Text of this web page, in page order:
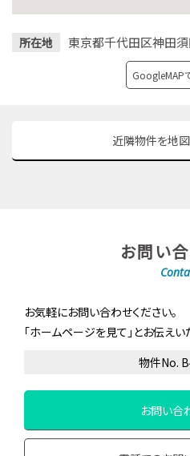
所在地 東京都千代田区神田須
GoogleMAP
近隣物件を地
お問い
お気軽にお問い合わせください。
「ホームページを見て」とお伝えい
物件No.
お問い合